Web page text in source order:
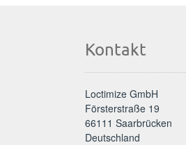
Kontakt
Loctimize GmbH
Försterstraße 19
66111 Saarbrücken
Deutschland